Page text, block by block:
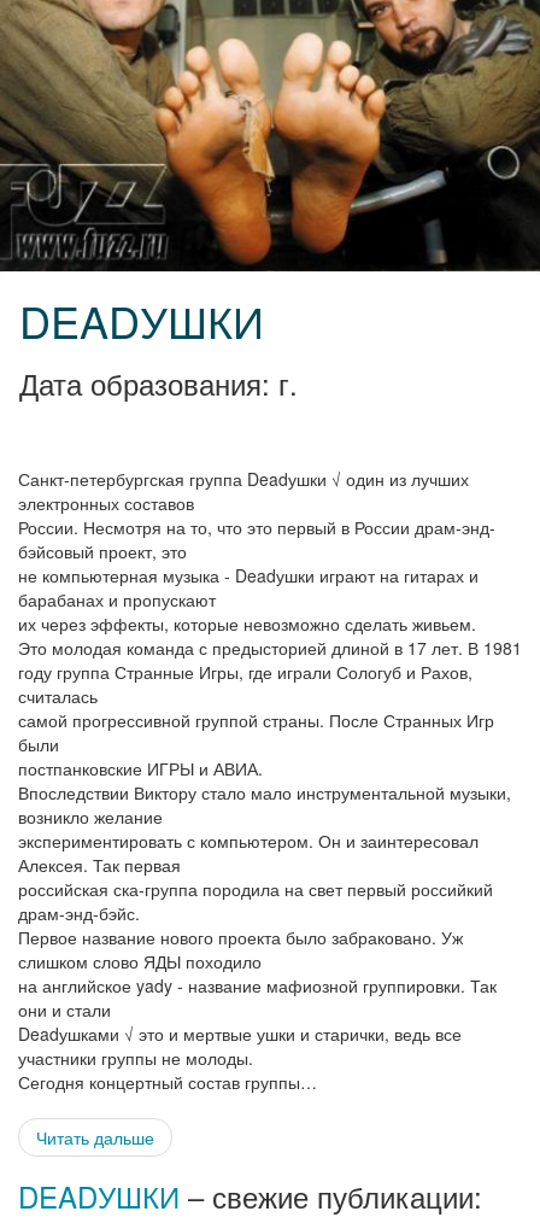
DEADУШКИ
Дата образования: г.
Санкт-петербургская группа Deadушки √ один из лучших
электронных составов
России. Несмотря на то, что это первый в России драм-энд-
бэйсовый проект, это
не компьютерная музыка - Deadушки играют на гитарах и
барабанах и пропускают
их через эффекты, которые невозможно сделать живьем.
Это молодая команда с предысторией длиной в 17 лет. В 1981
году группа Странные Игры, где играли Сологуб и Рахов,
считалась
самой прогрессивной группой страны. После Странных Игр
были
постпанковские ИГРЫ и АВИА.
Впоследствии Виктору стало мало инструментальной музыки,
возникло желание
экспериментировать с компьютером. Он и заинтересовал
Алексея. Так первая
российская ска-группа породила на свет первый российкий
драм-энд-бэйс.
Первое название нового проекта было забраковано. Уж
слишком слово ЯДЫ походило
на английское yady - название мафиозной группировки. Так
они и стали
Deadушками √ это и мертвые ушки и старички, ведь все
участники группы не молоды.
Сегодня концертный состав группы…
Читать дальше
DEADУШКИ – свежие публикации: